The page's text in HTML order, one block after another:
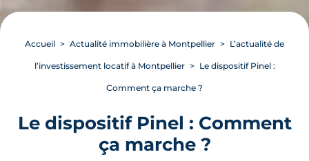
Accueil Actualité immobilière à Montpellier L’actualité de
l’investissement locatif à Montpellier Le dispositif Pinel :
Comment ça marche ?
Le dispositif Pinel : Comment
ça marche ?